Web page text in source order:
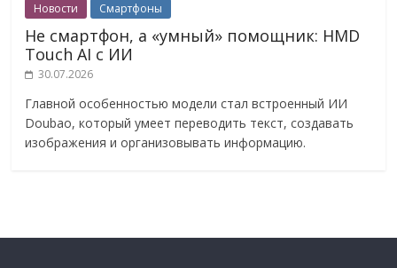
Новости Смартфоны
Не смартфон, а «умный» помощник: HMD
Touch AI с ИИ
30.07.2026
Главной особенностью модели стал встроенный ИИ
Doubao, который умеет переводить текст, создавать
изображения и организовывать информацию.